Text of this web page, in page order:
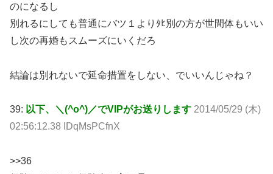
のになるし
別れるにしても普通にバツ１よりﾀﾋ別の方が世間体もいい
し次の再婚もスムーズにいくだろ
結論は別れないで延命措置をしない、でいいんじゃね？
39: 以下、＼(^o^)／でVIPがお送りします 2014/05/29 (木)
02:56:12.38 IDqMsPCfnX
>>36